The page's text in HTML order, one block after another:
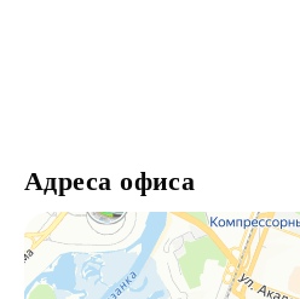
Адреса офиса